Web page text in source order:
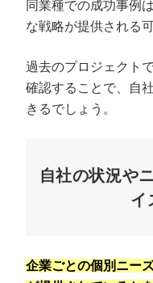
同業種での成功事例
な戦略が提供される
過去のプロジェクト
確認することで、自
きるでしょう。
自社の状況や
イ
企業ごとの個別ニー